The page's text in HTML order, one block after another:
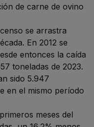
de carne de ovino
se arrastra
En 2012 se
entonces la caída
toneladas de 2023.
sido 5.947
en el mismo período
meses del